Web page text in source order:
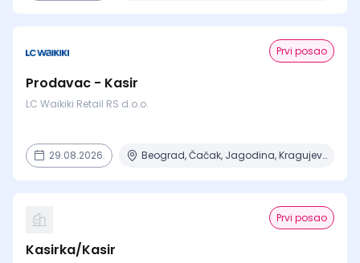
Prvi posao
Prodavac - Kasir
LC Waikiki Retail RS d.o.o.
29.08.2026. Beograd, Čačak, Jagodina, Kragujevac, Kruševac + 15 mesta
Prvi posao
Kasirka/Kasir